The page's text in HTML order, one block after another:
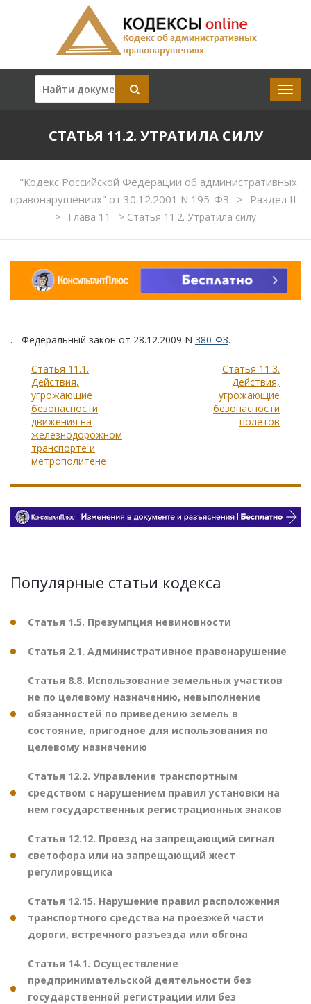
СТАТЬЯ 11.2. УТРАТИЛА СИЛУ
"Кодекс Российской Федерации об административных
правонарушениях" от 30.12.2001 N 195-ФЗ
> Раздел II
> Глава 11 > Статья 11.2. Утратила силу
. - Федеральный закон от 28.12.2009 N 380-ФЗ.
Статья 11.1.
Действия,
угрожающие
безопасности
движения на
железнодорожном
транспорте и
метрополитене
Статья 11.3.
Действия,
угрожающие
безопасности
полетов
Популярные статьи кодекса
Статья 1.5. Презумпция невиновности
Статья 2.1. Административное правонарушение
Статья 8.8. Использование земельных участков
не по целевому назначению, невыполнение
обязанностей по приведению земель в
состояние, пригодное для использования по
целевому назначению
Статья 12.2. Управление транспортным
средством с нарушением правил установки на
нем государственных регистрационных знаков
Статья 12.12. Проезд на запрещающий сигнал
светофора или на запрещающий жест
регулировщика
Статья 12.15. Нарушение правил расположения
транспортного средства на проезжей части
дороги, встречного разъезда или обгона
Статья 14.1. Осуществление
предпринимательской деятельности без
государственной регистрации или без